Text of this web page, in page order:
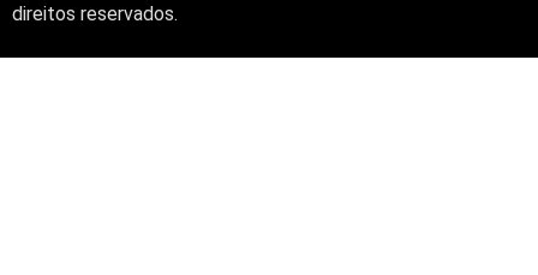
direitos reservados.